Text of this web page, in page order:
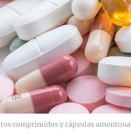
comprimidos y cápsulas